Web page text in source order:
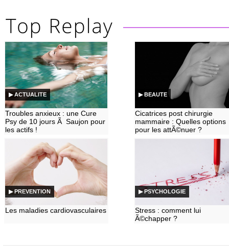
▶ ACTUALITE
Troubles anxieux : une Cure
Psy de 10 jours Ã Saujon pour
les actifs !
▶ BEAUTE
Cicatrices post chirurgie
mammaire : Quelles options
pour les attÃ©nuer ?
▶ PREVENTION
Les maladies cardiovasculaires
▶ PSYCHOLOGIE
Stress : comment lui
Ã©chapper ?